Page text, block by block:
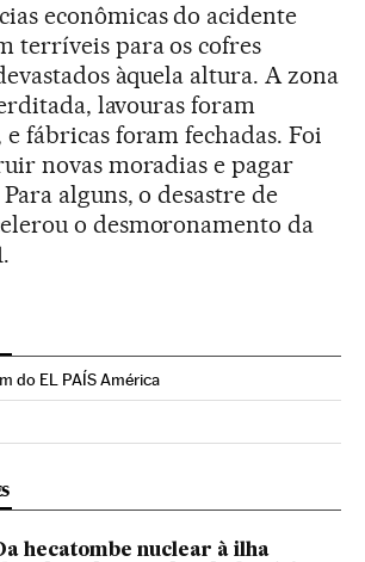
econômicas do acidente
terríveis para os cofres
àquela altura. A zona
lavouras foram
e fábricas foram fechadas. Foi
novas moradias e pagar
alguns, o desastre de
o desmoronamento da
do EL PAÍS América
en Twitter
Brasil en Instagram
El País Brasil en Facebook
hecatombe nuclear à ilha